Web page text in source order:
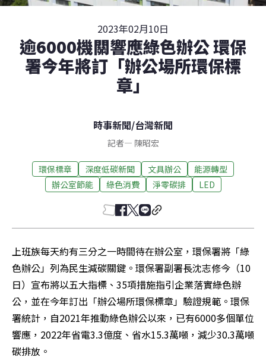
2023年02月10日
逾6000機關響應綠色辦公 環保
署今年將訂「辦公場所環保標
章」
時事新聞/台灣新聞
記者— 陳昭宏
環保標章 深度低碳新聞 文具辦公
能源轉型
辦公室節能
綠色消費 淨零碳排 LED
上班族每天約有三分之一時間待在辦公室，環保署將「綠
色辦公」列為民生減碳關鍵。環保署副署長沈志修今（10
日）宣布將以五大指標、35項措施指引企業落實綠色辦
公，並在今年訂出「辦公場所環保標章」驗證規範。環保
署統計，自2021年推動綠色辦公以來，已有6000多個單位
響應，2022年省電3.3億度、省水15.3萬噸，減少30.3萬噸
碳排放。